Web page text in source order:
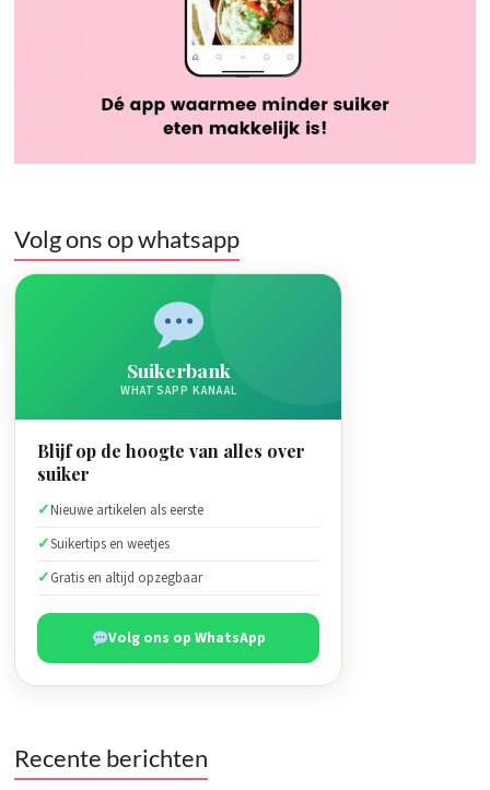
Volg ons op whatsapp
Suikerbank
WHATSAPP KANAAL
Blijf op de hoogte van alles over
suiker
Nieuwe artikelen als eerste
Suikertips en weetjes
Gratis en altijd opzegbaar
Volg ons op WhatsApp
Recente berichten